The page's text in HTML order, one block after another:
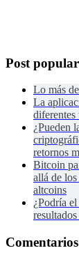
Post
Lo más
La
diferentes
¿Pueden
retornos
Bitcoin
allá de
altcoins
¿Podría